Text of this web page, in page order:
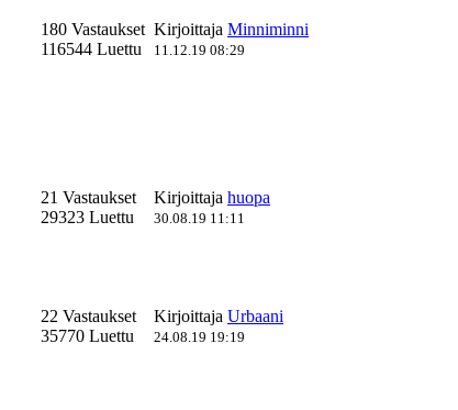
180 Vastaukset
116544 Luettu
Kirjoittaja Minniminni
11.12.19 08:29
21 Vastaukset
29323 Luettu
Kirjoittaja huopa
30.08.19 11:11
22 Vastaukset
35770 Luettu
Kirjoittaja Urbaani
24.08.19 19:19